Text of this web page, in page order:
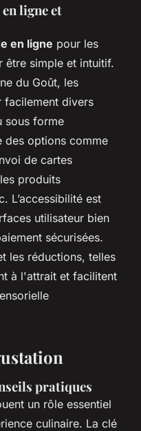
ligne et
en ligne pour les
être simple et intuitif.
du Goût, les
facilement divers
sous forme
des options comme
de cartes
produits
L’accessibilité est
utilisateur bien
sécurisées.
les réductions, telles
à l'attrait et facilitent
pratiques
un rôle essentiel
culinaire. La clé